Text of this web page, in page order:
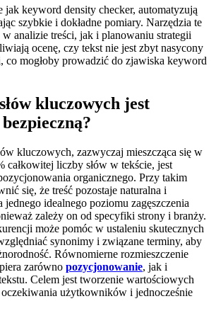
jak keyword density checker, automatyzują
szybkie i dokładne pomiary. Narzędzia te
analizie treści, jak i planowaniu strategii
ocenę, czy tekst nie jest zbyt nasycony
co mogłoby prowadzić do zjawiska keyword
kluczowych jest
kluczowych, zazwyczaj mieszcząca się w
całkowitej liczby słów w tekście, jest
organicznego. Przy takim
się, że treść pozostaje naturalna i
idealnego poziomu zagęszczenia
zależy on od specyfiki strony i branży.
może pomóc w ustaleniu skutecznych
synonimy i związane terminy, aby
Równomierne rozmieszczenie
zarówno pozycjonowanie, jak i
Celem jest tworzenie wartościowych
oczekiwania użytkowników i jednocześnie